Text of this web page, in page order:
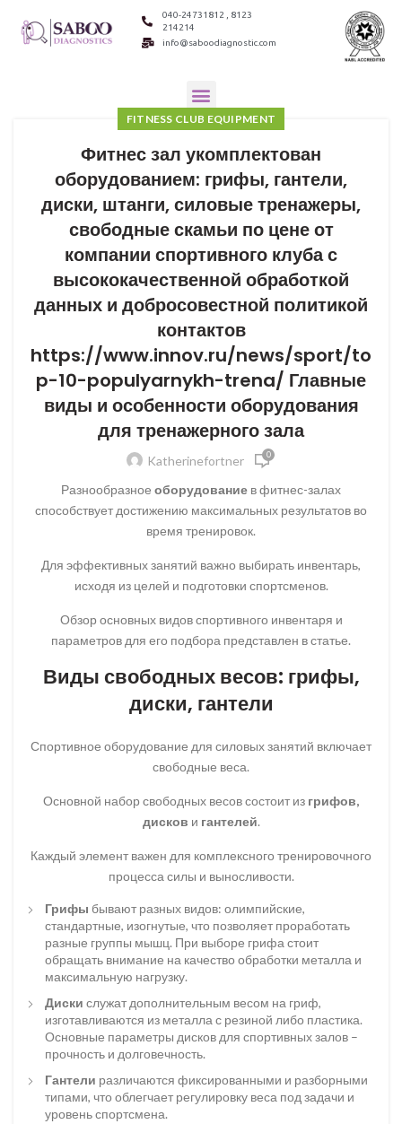
040-24731812 , 8123
214214
info@saboodiagnostic.com
FITNESS CLUB EQUIPMENT
Фитнес зал укомплектован
оборудованием: грифы, гантели,
диски, штанги, силовые тренажеры,
свободные скамьи по цене от
компании спортивного клуба с
высококачественной обработкой
данных и добросовестной политикой
контактов
https://www.innov.ru/news/sport/to
p-10-populyarnykh-trena/ Главные
виды и особенности оборудования
для тренажерного зала
Katherinefortner 0
Разнообразное оборудование в фитнес-залах
способствует достижению максимальных результатов во
время тренировок.
Для эффективных занятий важно выбирать инвентарь,
исходя из целей и подготовки спортсменов.
Обзор основных видов спортивного инвентаря и
параметров для его подбора представлен в статье.
Виды свободных весов: грифы,
диски, гантели
Спортивное оборудование для силовых занятий включает
свободные веса.
Основной набор свободных весов состоит из грифов,
дисков и гантелей.
Каждый элемент важен для комплексного тренировочного
процесса силы и выносливости.
Грифы бывают разных видов: олимпийские,
стандартные, изогнутые, что позволяет проработать
разные группы мышц. При выборе грифа стоит
обращать внимание на качество обработки металла и
максимальную нагрузку.
Диски служат дополнительным весом на гриф,
изготавливаются из металла с резиной либо пластика.
Основные параметры дисков для спортивных залов –
прочность и долговечность.
Гантели различаются фиксированными и разборными
типами, что облегчает регулировку веса под задачи и
уровень спортсмена.